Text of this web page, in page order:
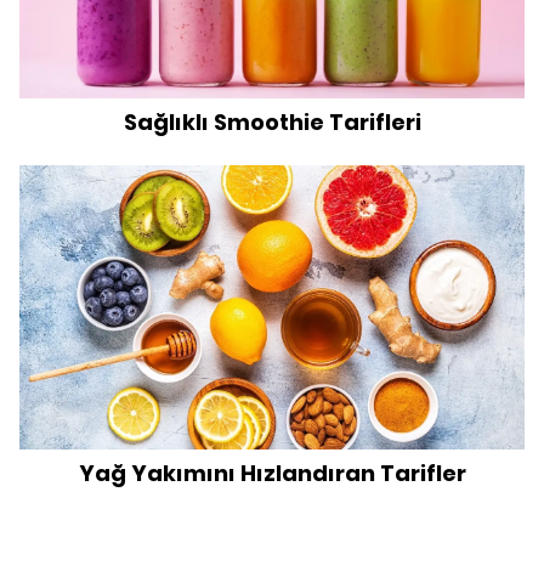
Sağlıklı Smoothie Tarifleri
Yağ Yakımını Hızlandıran Tarifler